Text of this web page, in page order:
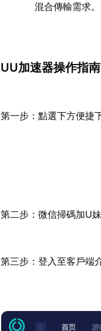
混合傳輸需求。
UU加速器操作指南
第一步：點選下方便捷
第二步：微信掃碼加U
第三步：登入至客戶端